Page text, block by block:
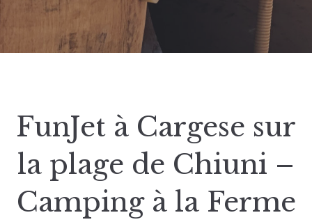
FunJet à Cargese sur
la plage de Chiuni –
Camping à la Ferme